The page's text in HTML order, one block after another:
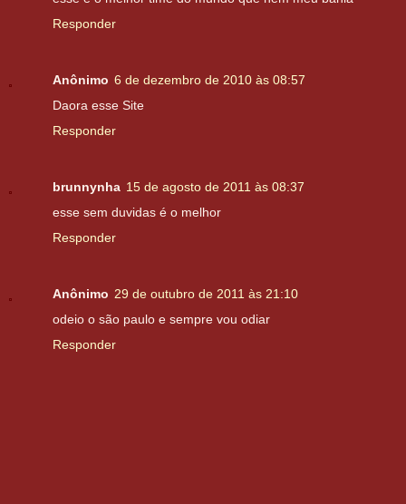
Responder
Anônimo 6 de dezembro de 2010 às 08:57
Daora esse Site
Responder
brunnynha 15 de agosto de 2011 às 08:37
esse sem duvidas é o melhor
Responder
Anônimo 29 de outubro de 2011 às 21:10
odeio o são paulo e sempre vou odiar
Responder